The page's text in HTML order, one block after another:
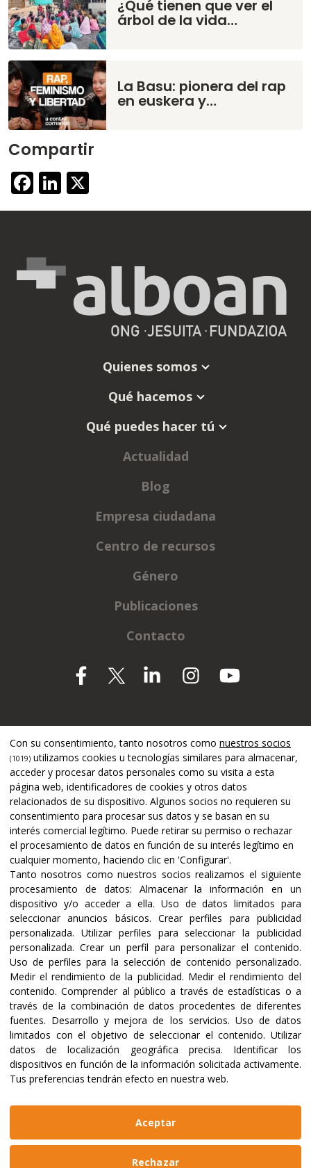
¿Qué tienen que ver el
árbol de la vida…
La Basu: pionera del rap
en euskera y…
Compartir
Facebook
LinkedIn
Quienes somos
Qué hacemos
Qué puedes hacer tú
Actualidad
Blog
Empresa ciudadana
Centro de recursos
Género
Publicaciones
Contacto
Certificaciones y acreditaciones
Manual de identidad
Web realizada porBikuma
Con su consentimiento, tanto nosotros como nuestros socios
(1019) utilizamos cookies u tecnologías similares para almacenar,
acceder y procesar datos personales como su visita a esta
página web, identificadores de cookies y otros datos
relacionados de su dispositivo. Algunos socios no requieren su
consentimiento para procesar sus datos y se basan en su
interés comercial legítimo. Puede retirar su permiso o rechazar
el procesamiento de datos en función de su interés legítimo en
cualquier momento, haciendo clic en 'Configurar'.
Tanto nosotros como nuestros socios realizamos el siguiente
procesamiento de datos: Almacenar la información en un
dispositivo y/o acceder a ella. Uso de datos limitados para
seleccionar anuncios básicos.Crear perfiles para publicidad
personalizada. Utilizar perfiles para seleccionar la publicidad
personalizada.Crear un perfil para personalizar el contenido.
Uso de perfiles para la selección de contenido personalizado.
Medir el rendimiento de la publicidad. Medir el rendimiento del
contenido.Comprender al público a través de estadísticas o a
través de la combinación de datos procedentes de diferentes
fuentes. Desarrollo y mejora de los servicios. Uso de datos
limitados con el objetivo de seleccionar el contenido. Utilizar
datos de localización geográfica precisa. Identificar los
dispositivos en función de la información solicitada activamente.
Tus preferencias tendrán efecto en nuestra web.
Rechazar
Aceptar